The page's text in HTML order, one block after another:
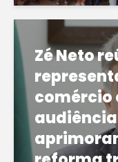
Zé Neto
comércio